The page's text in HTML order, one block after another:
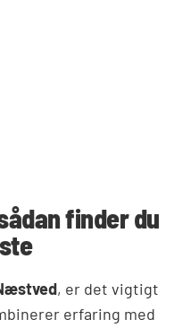
finder du
, er det vigtigt
erfaring med